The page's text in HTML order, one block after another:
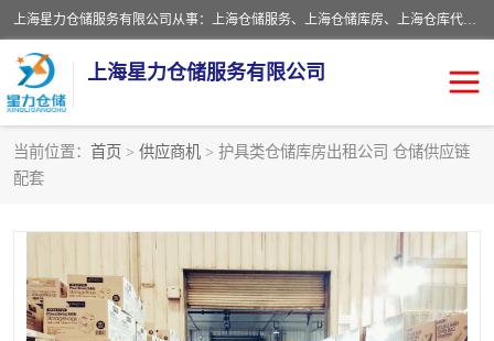
上海星力仓储服务有限公司从事：上海仓储服务、上海仓储库房、上海仓库代运营、上海仓库对外出租、上海仓库外包、上海三方仓储、上海电商仓储代发、上海电商代发货仓库、上海托管仓库、上海仓储配送。上海星力仓储服务有限公司现在拥有100个分仓、10万余平方的标准库房，精炼员工几百名，与几千家客户合作，公司已跻身上海仓储行业前列。欢迎来电咨询！
上海星力仓储服务有限公司
当前位置： 首页 > 供应商机 > 护具类仓储库房出租公司 仓储供应链
配套
上海仓库对外出租
上海仓库代运营 上海托管仓库